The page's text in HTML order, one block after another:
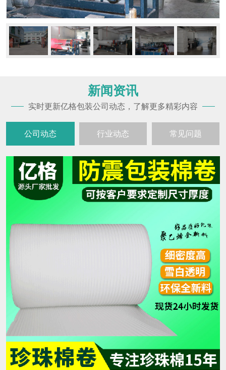
新闻资讯
实时更新亿格包装公司动态，了解更多精彩内容
公司动态 行业动态 常见问题